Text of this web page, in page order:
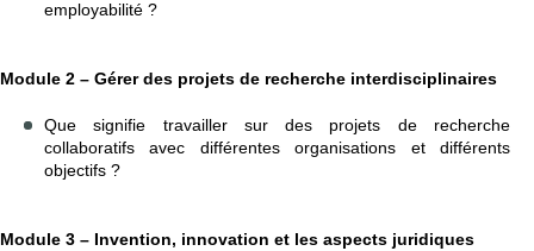
employabilité ?
Module 2 – Gérer des projets de recherche interdisciplinaires
Que signifie travailler sur des projets de recherche
collaboratifs avec différentes organisations et différents
objectifs ?
Module 3 – Invention, innovation et les aspects juridiques